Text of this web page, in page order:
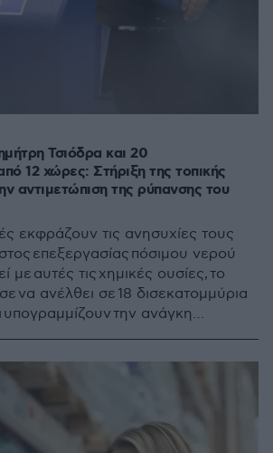
Τσιόδρα και 20
12 χώρες: Στήριξη της τοπικής
αντιμετώπιση της ρύπανσης του
εκφράζουν τις ανησυχίες τους
επεξεργασίας πόσιμου νερού
με αυτές τις χημικές ουσίες, το
να ανέλθει σε 18 δισεκατομμύρια
υπογραμμίζουν την ανάγκη
υποκατάστατου πόσιμου
της ρύπανσης